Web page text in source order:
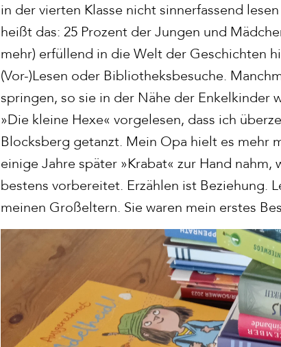
in der vierten Klasse nicht sinnerfassend
heißt das: 25 Prozent der Jungen und
mehr) erfüllend in die Welt der Geschichten
(Vor-)Lesen oder Bibliotheksbesuche.
springen, so sie in der Nähe der Enkelkinder
»Die kleine Hexe« vorgelesen, dass ich
Blocksberg getanzt. Mein Opa hielt es mehr
einige Jahre später »Krabat« zur Hand
bestens vorbereitet. Erzählen ist Beziehung.
meinen Großeltern. Sie waren mein erstes